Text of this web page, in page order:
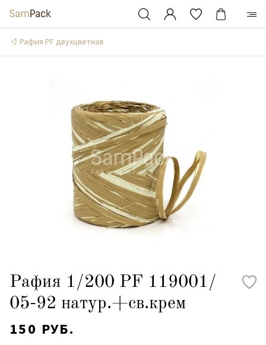
Рафия PF двухцветная
Рафия 1/200 PF 119001/
05-92 натур.+св.крем
150 РУБ.